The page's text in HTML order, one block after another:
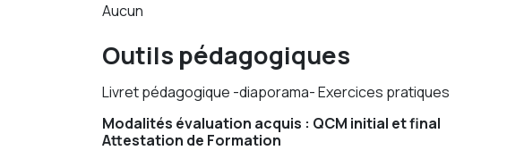
Aucun
Outils pédagogiques
Livret pédagogique -diaporama- Exercices pratiques
Modalités évaluation acquis : QCM initial et final
Attestation de Formation